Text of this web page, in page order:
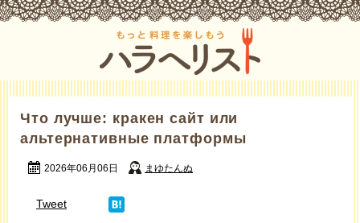
Что лучше: кракен сайт или
альтернативные платформы
2026年06月06日 まゆたんぬ
Tweet